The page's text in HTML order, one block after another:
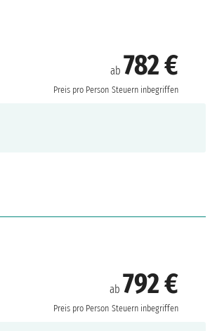
ab 782 €
Preis pro Person Steuern inbegriffen
ab 792 €
Preis pro Person Steuern inbegriffen